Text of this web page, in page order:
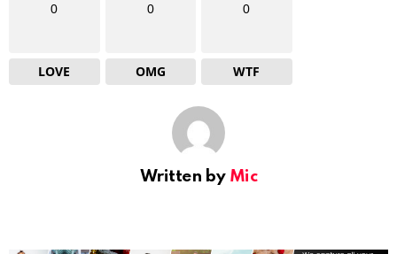
0
LOVE
0
OMG
0
WTF
Written by Mic